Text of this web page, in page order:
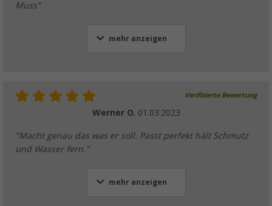
Muss"
mehr anzeigen
Verifizierte Bewertung
Werner O. 01.03.2023
"Macht genau das was er soll. Passt perfekt hält Schmutz
und Wasser fern."
mehr anzeigen